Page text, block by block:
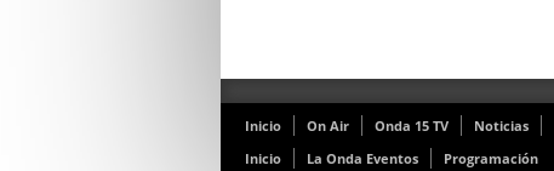
Inicio On Air Onda 15 TV Noticias
Inicio
La Onda Eventos Programación